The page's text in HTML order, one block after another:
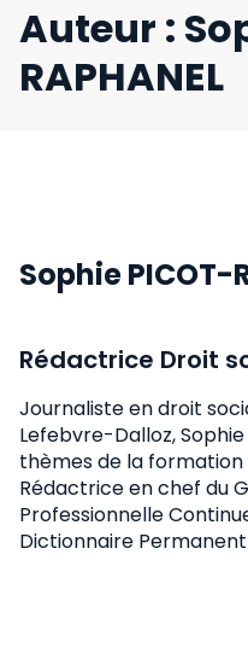
Auteur :
RAPHANEL
Sophie PICOT-
Rédactrice Droit
Journaliste en droit
Lefebvre-Dalloz,
thèmes de la formation
Rédactrice en chef du
Professionnelle
Dictionnaire